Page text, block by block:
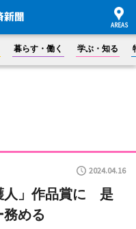
暮らす・働く 学ぶ・知る
2024.04.16
人」作品賞に 是
める